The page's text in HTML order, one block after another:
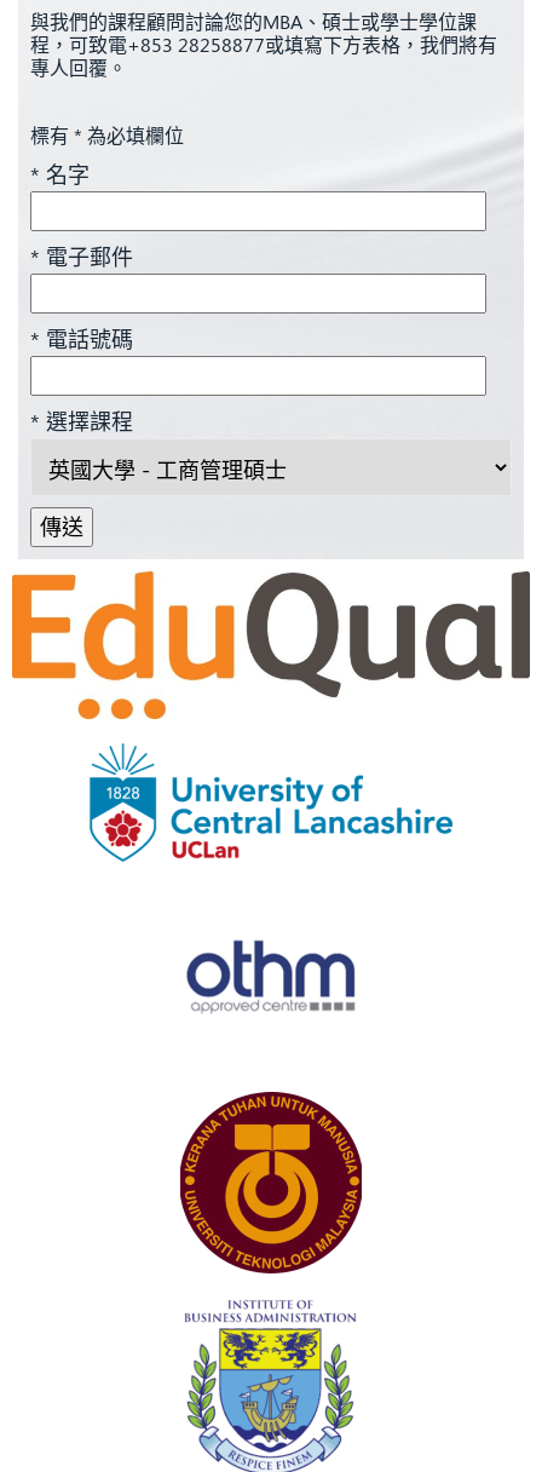
與我們的課程顧問討論您的MBA、碩士或學士學位課
程，可致電+853 28258877或填寫下方表格，我們將有
專人回覆。
標有 * 為必填欄位
* 名字
* 電子郵件
* 電話號碼
* 選擇課程